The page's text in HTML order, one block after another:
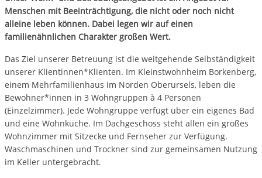
Menschen mit Beeinträchtigung, die nicht oder noch nicht
alleine leben können. Dabei legen wir auf einen
familienähnlichen Charakter großen Wert.
Das Ziel unserer Betreuung ist die weitgehende Selbständigkeit
unserer Klientinnen*Klienten. Im Kleinstwohnheim Borkenberg,
einem Mehrfamilienhaus im Norden Oberursels, leben die
Bewohner*innen in 3 Wohngruppen à 4 Personen
(Einzelzimmer). Jede Wohngruppe verfügt über ein eigenes Bad
und eine Wohnküche. Im Dachgeschoss steht allen ein großes
Wohnzimmer mit Sitzecke und Fernseher zur Verfügung.
Waschmaschinen und Trockner sind zur gemeinsamen Nutzung
im Keller untergebracht.